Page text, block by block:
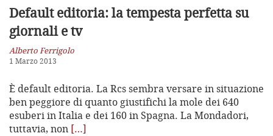
Default editoria: la tempesta perfetta su
giornali e tv
Alberto Ferrigolo
1 Marzo 2013
È default editoria. La Rcs sembra versare in situazione
ben peggiore di quanto giustifichi la mole dei 640
esuberi in Italia e dei 160 in Spagna. La Mondadori,
tuttavia, non […]